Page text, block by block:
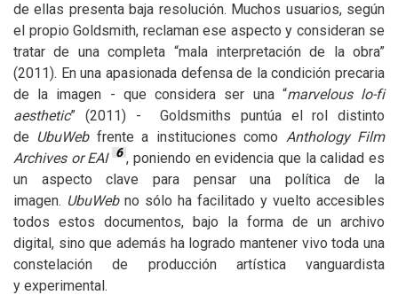
de ellas presenta baja resolución. Muchos usuarios, según
el propio Goldsmith, reclaman ese aspecto y consideran se
tratar de una completa “mala interpretación de la obra”
(2011). En una apasionada defensa de la condición precaria
de la imagen - que considera ser una “marvelous lo-fi
aesthetic” (2011) - Goldsmiths puntúa el rol distinto
de UbuWebfrente a instituciones como Anthology Film
Archives orEAI 6 , poniendo en evidencia que la calidad es
un aspecto clave para pensar una política de la
imagen. UbuWebno sólo ha facilitado y vuelto accesibles
todos estos documentos, bajo la forma de un archivo
digital, sino que además ha logrado mantener vivo toda una
constelación de producción artística vanguardista
y experimental.